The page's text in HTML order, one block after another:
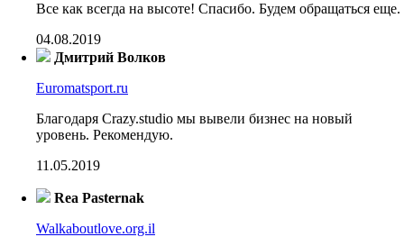
Все как всегда на высоте! Спасибо. Будем обращаться еще.
04.08.2019
Дмитрий Волков
Euromatsport.ru
Благодаря Crazy.studio мы вывели бизнес на новый
уровень. Рекомендую.
11.05.2019
Rea Pasternak
Walkaboutlove.org.il